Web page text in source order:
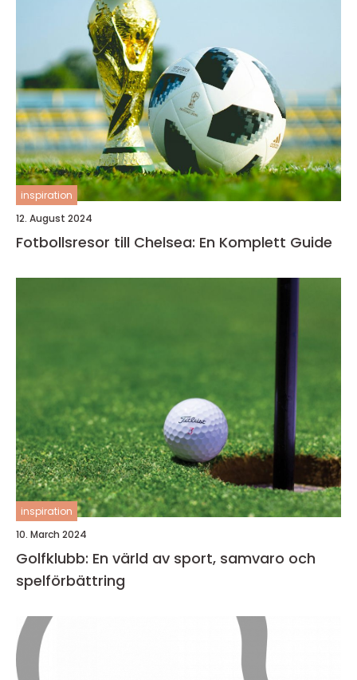
inspiration
12. August 2024
Fotbollsresor till Chelsea: En Komplett Guide
inspiration
10. March 2024
Golfklubb: En värld av sport, samvaro och
spelförbättring